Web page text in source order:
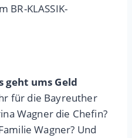
BR-KLASSIK-
geht ums Geld
für die Bayreuther
Wagner die Chefin?
Wagner? Und